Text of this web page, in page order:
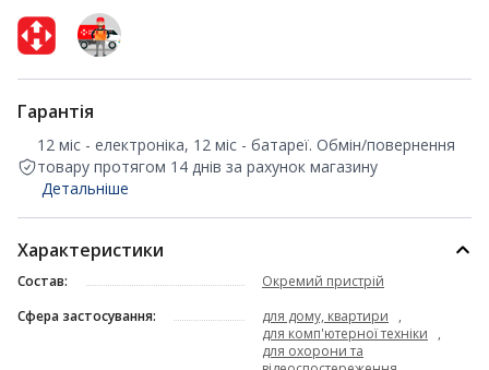
Гарантія
12 міс - електроніка, 12 міс - батареї. Обмін/повернення
товару протягом 14 днів за рахунок магазину
Детальніше
Характеристики
Состав:
Окремий пристрій
Сфера застосування:
для дому, квартири
,
для комп'ютерної техніки
,
для охорони та